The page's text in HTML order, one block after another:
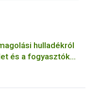
hulladékról
és a fogyasztók
tájékoztatásáról
jelölési
szóló